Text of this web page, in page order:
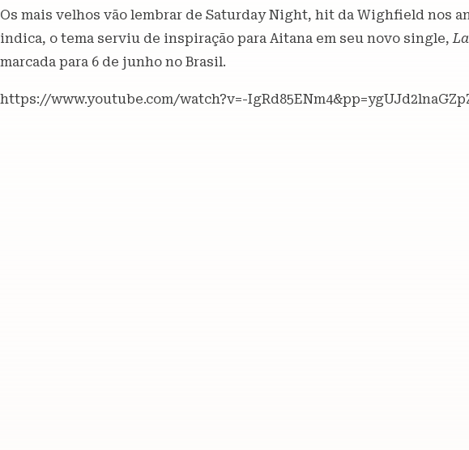
Os mais velhos vão lembrar de Saturday Night, hit da Wighfield nos
indica, o tema serviu de inspiração para Aitana em seu novo single,
marcada para 6 de junho no Brasil.
https://www.youtube.com/watch?v=-